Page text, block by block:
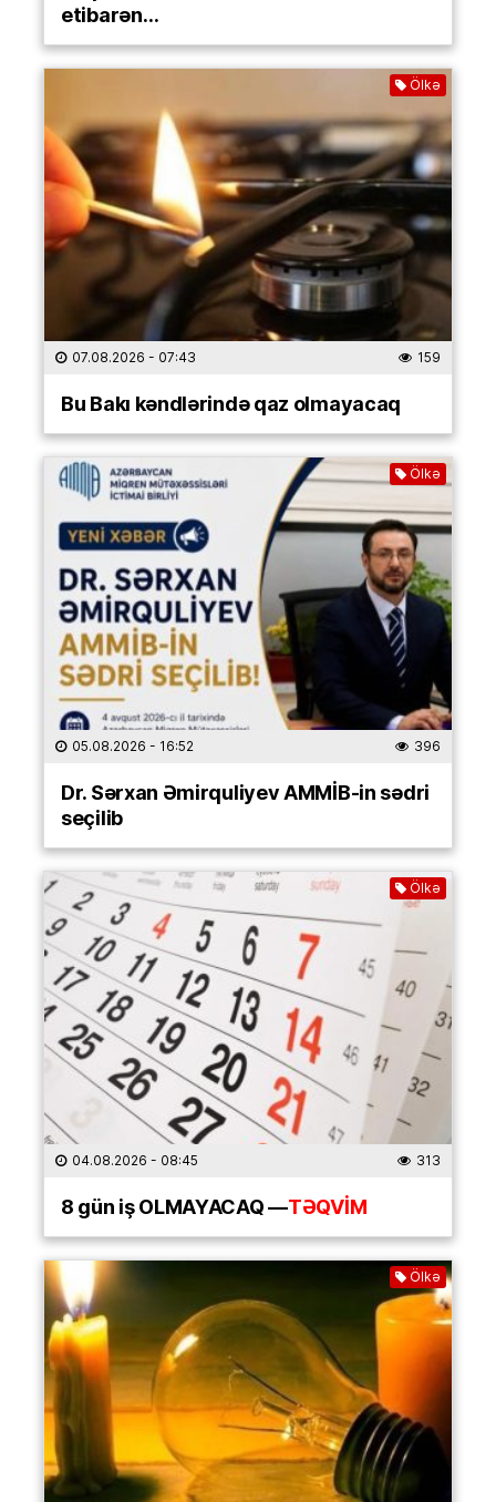
etibarən…
Ölkə
07.08.2026 - 07:43 159
Bu Bakı kəndlərində qaz olmayacaq
Ölkə
05.08.2026 - 16:52 396
Dr. Sərxan Əmirquliyev AMMİB-in sədri
seçilib
Ölkə
04.08.2026 - 08:45 313
8 gün iş OLMAYACAQ —TƏQVİM
Ölkə